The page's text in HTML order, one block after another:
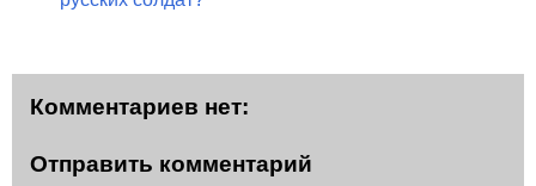
Комментариев нет:
Отправить комментарий